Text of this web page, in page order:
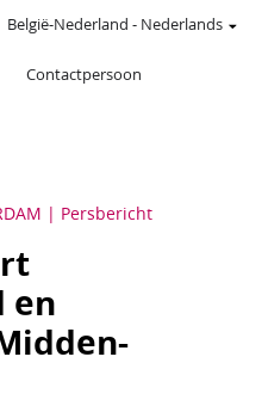
Contactpersoon
België-Nederland - Nederlands
Persbericht
en